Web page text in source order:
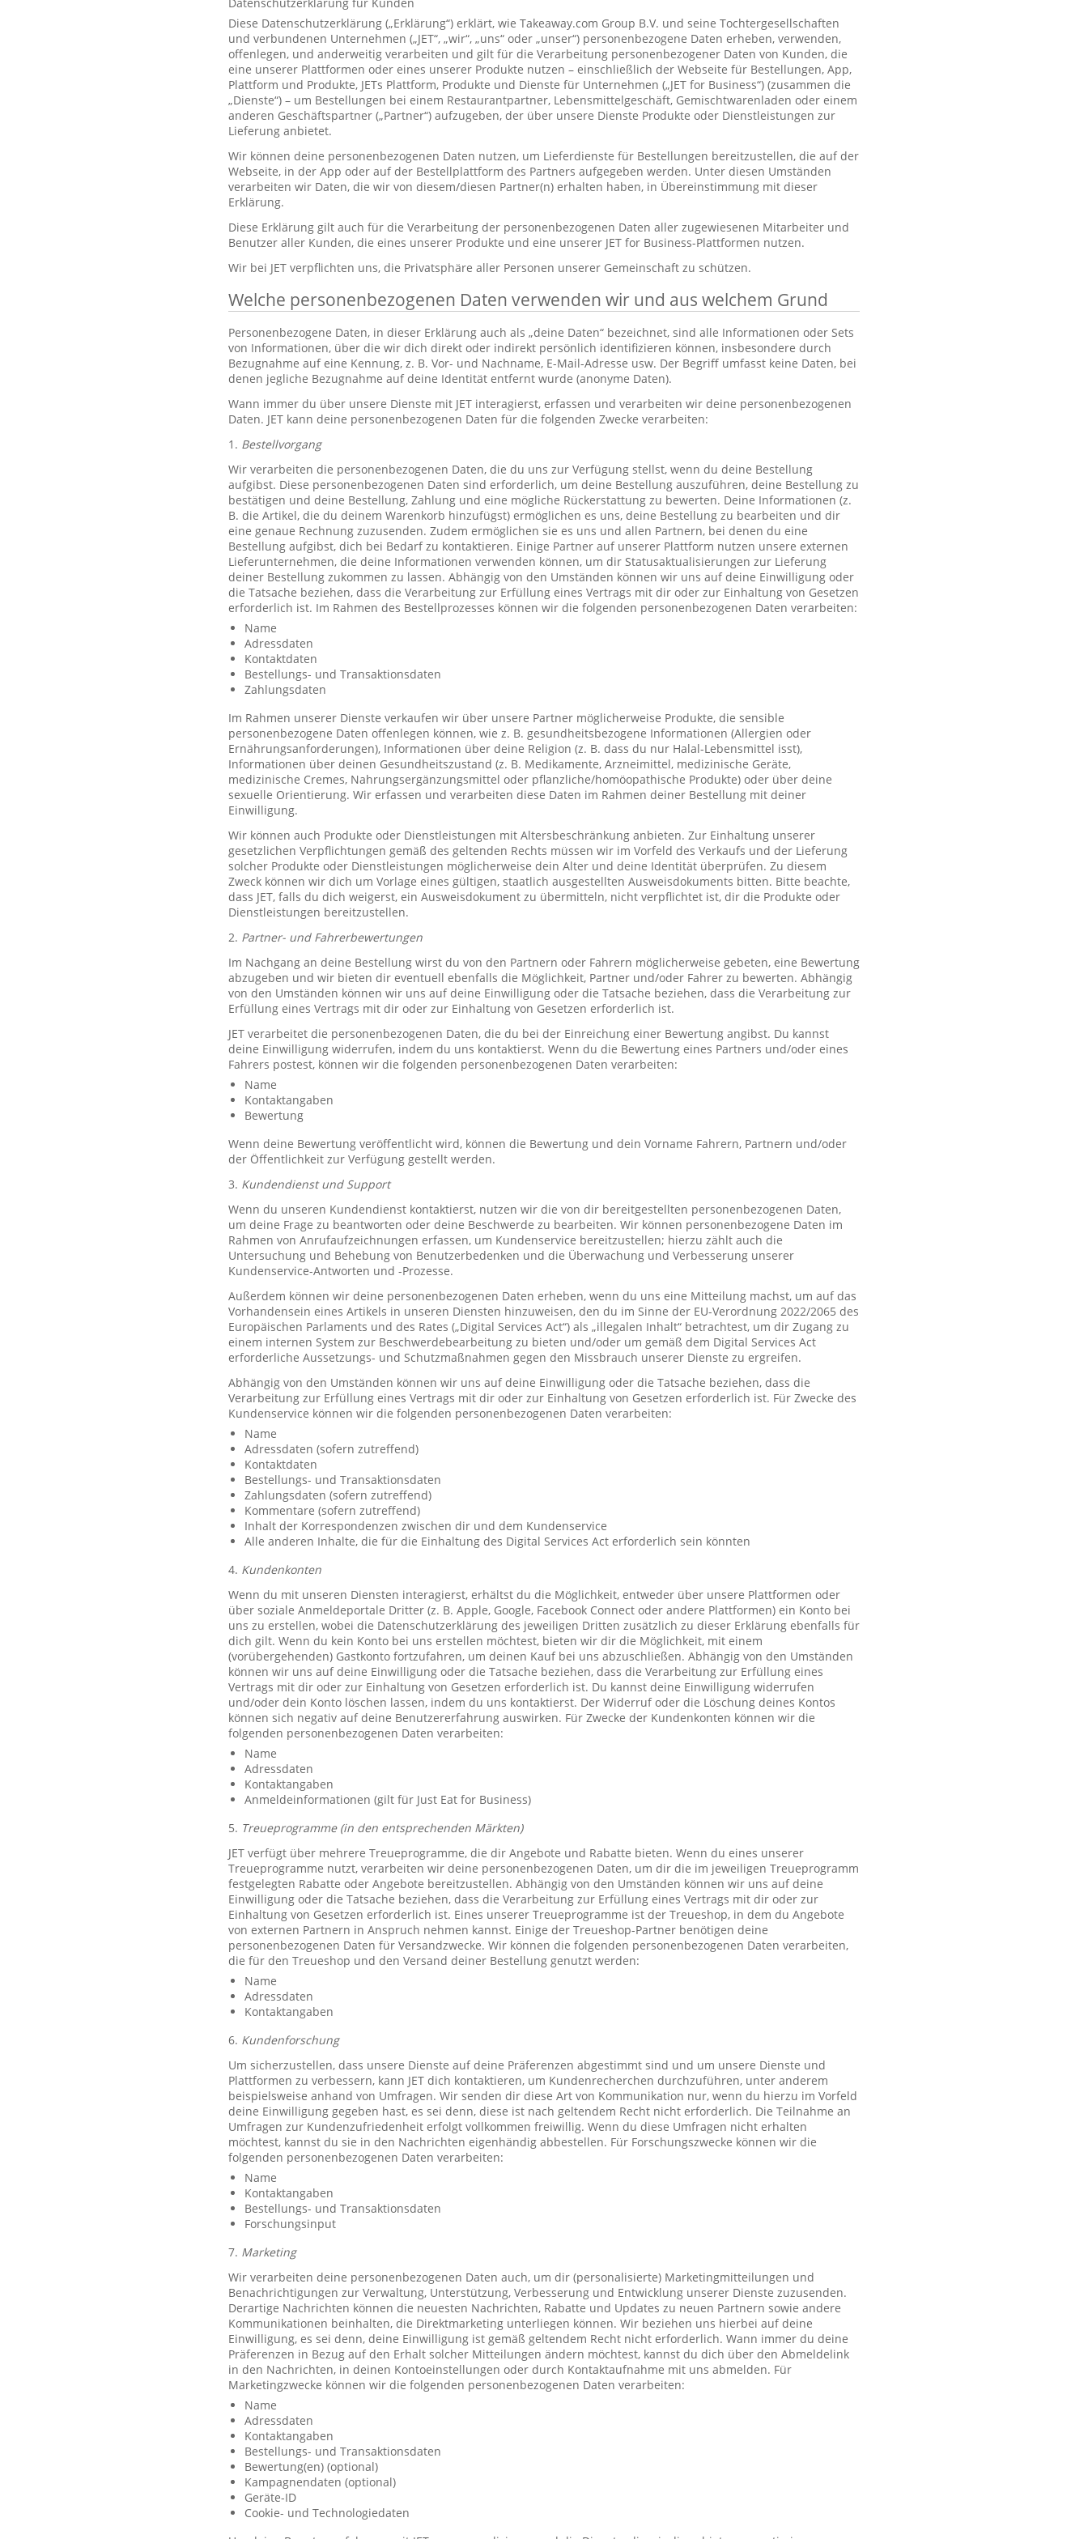
Diese Datenschutzerklärung („Erklärung“) erklärt, wie Takeaway.com Group B.V. und seine Tochtergesellschaften
und verbundenen Unternehmen („JET“, „wir“, „uns“ oder „unser“) personenbezogene Daten erheben, verwenden,
offenlegen, und anderweitig verarbeiten und gilt für die Verarbeitung personenbezogener Daten von Kunden, die
eine unserer Plattformen oder eines unserer Produkte nutzen – einschließlich der Webseite für Bestellungen, App,
Plattform und Produkte, JETs Plattform, Produkte und Dienste für Unternehmen („JET for Business“) (zusammen die
„Dienste“) – um Bestellungen bei einem Restaurantpartner, Lebensmittelgeschäft, Gemischtwarenladen oder einem
anderen Geschäftspartner („Partner“) aufzugeben, der über unsere Dienste Produkte oder Dienstleistungen zur
Lieferung anbietet.
Wir können deine personenbezogenen Daten nutzen, um Lieferdienste für Bestellungen bereitzustellen, die auf der
Webseite, in der App oder auf der Bestellplattform des Partners aufgegeben werden. Unter diesen Umständen
verarbeiten wir Daten, die wir von diesem/diesen Partner(n) erhalten haben, in Übereinstimmung mit dieser
Erklärung.
Diese Erklärung gilt auch für die Verarbeitung der personenbezogenen Daten aller zugewiesenen Mitarbeiter und
Benutzer aller Kunden, die eines unserer Produkte und eine unserer JET for Business-Plattformen nutzen.
Wir bei JET verpflichten uns, die Privatsphäre aller Personen unserer Gemeinschaft zu schützen.
Welche personenbezogenen Daten verwenden wir und aus welchem Grund
Personenbezogene Daten, in dieser Erklärung auch als „deine Daten“ bezeichnet, sind alle Informationen oder Sets
von Informationen, über die wir dich direkt oder indirekt persönlich identifizieren können, insbesondere durch
Bezugnahme auf eine Kennung, z. B. Vor- und Nachname, E-Mail-Adresse usw. Der Begriff umfasst keine Daten, bei
denen jegliche Bezugnahme auf deine Identität entfernt wurde (anonyme Daten).
Wann immer du über unsere Dienste mit JET interagierst, erfassen und verarbeiten wir deine personenbezogenen
Daten. JET kann deine personenbezogenen Daten für die folgenden Zwecke verarbeiten:
1. Bestellvorgang
Wir verarbeiten die personenbezogenen Daten, die du uns zur Verfügung stellst, wenn du deine Bestellung
aufgibst. Diese personenbezogenen Daten sind erforderlich, um deine Bestellung auszuführen, deine Bestellung zu
bestätigen und deine Bestellung, Zahlung und eine mögliche Rückerstattung zu bewerten. Deine Informationen (z.
B. die Artikel, die du deinem Warenkorb hinzufügst) ermöglichen es uns, deine Bestellung zu bearbeiten und dir
eine genaue Rechnung zuzusenden. Zudem ermöglichen sie es uns und allen Partnern, bei denen du eine
Bestellung aufgibst, dich bei Bedarf zu kontaktieren. Einige Partner auf unserer Plattform nutzen unsere externen
Lieferunternehmen, die deine Informationen verwenden können, um dir Statusaktualisierungen zur Lieferung
deiner Bestellung zukommen zu lassen. Abhängig von den Umständen können wir uns auf deine Einwilligung oder
die Tatsache beziehen, dass die Verarbeitung zur Erfüllung eines Vertrags mit dir oder zur Einhaltung von Gesetzen
erforderlich ist. Im Rahmen des Bestellprozesses können wir die folgenden personenbezogenen Daten verarbeiten:
Name
Adressdaten
Kontaktdaten
Bestellungs- und Transaktionsdaten
Zahlungsdaten
Im Rahmen unserer Dienste verkaufen wir über unsere Partner möglicherweise Produkte, die sensible
personenbezogene Daten offenlegen können, wie z. B. gesundheitsbezogene Informationen (Allergien oder
Ernährungsanforderungen), Informationen über deine Religion (z. B. dass du nur Halal-Lebensmittel isst),
Informationen über deinen Gesundheitszustand (z. B. Medikamente, Arzneimittel, medizinische Geräte,
medizinische Cremes, Nahrungsergänzungsmittel oder pflanzliche/homöopathische Produkte) oder über deine
sexuelle Orientierung. Wir erfassen und verarbeiten diese Daten im Rahmen deiner Bestellung mit deiner
Einwilligung.
Wir können auch Produkte oder Dienstleistungen mit Altersbeschränkung anbieten. Zur Einhaltung unserer
gesetzlichen Verpflichtungen gemäß des geltenden Rechts müssen wir im Vorfeld des Verkaufs und der Lieferung
solcher Produkte oder Dienstleistungen möglicherweise dein Alter und deine Identität überprüfen. Zu diesem
Zweck können wir dich um Vorlage eines gültigen, staatlich ausgestellten Ausweisdokuments bitten. Bitte beachte,
dass JET, falls du dich weigerst, ein Ausweisdokument zu übermitteln, nicht verpflichtet ist, dir die Produkte oder
Dienstleistungen bereitzustellen.
2. Partner- und Fahrerbewertungen
Im Nachgang an deine Bestellung wirst du von den Partnern oder Fahrern möglicherweise gebeten, eine Bewertung
abzugeben und wir bieten dir eventuell ebenfalls die Möglichkeit, Partner und/oder Fahrer zu bewerten. Abhängig
von den Umständen können wir uns auf deine Einwilligung oder die Tatsache beziehen, dass die Verarbeitung zur
Erfüllung eines Vertrags mit dir oder zur Einhaltung von Gesetzen erforderlich ist.
JET verarbeitet die personenbezogenen Daten, die du bei der Einreichung einer Bewertung angibst. Du kannst
deine Einwilligung widerrufen, indem du uns kontaktierst. Wenn du die Bewertung eines Partners und/oder eines
Fahrers postest, können wir die folgenden personenbezogenen Daten verarbeiten:
Name
Kontaktangaben
Bewertung
Wenn deine Bewertung veröffentlicht wird, können die Bewertung und dein Vorname Fahrern, Partnern und/oder
der Öffentlichkeit zur Verfügung gestellt werden.
3. Kundendienst und Support
Wenn du unseren Kundendienst kontaktierst, nutzen wir die von dir bereitgestellten personenbezogenen Daten,
um deine Frage zu beantworten oder deine Beschwerde zu bearbeiten. Wir können personenbezogene Daten im
Rahmen von Anrufaufzeichnungen erfassen, um Kundenservice bereitzustellen; hierzu zählt auch die
Untersuchung und Behebung von Benutzerbedenken und die Überwachung und Verbesserung unserer
Kundenservice-Antworten und -Prozesse.
Außerdem können wir deine personenbezogenen Daten erheben, wenn du uns eine Mitteilung machst, um auf das
Vorhandensein eines Artikels in unseren Diensten hinzuweisen, den du im Sinne der EU-Verordnung 2022/2065 des
Europäischen Parlaments und des Rates („Digital Services Act“) als „illegalen Inhalt“ betrachtest, um dir Zugang zu
einem internen System zur Beschwerdebearbeitung zu bieten und/oder um gemäß dem Digital Services Act
erforderliche Aussetzungs- und Schutzmaßnahmen gegen den Missbrauch unserer Dienste zu ergreifen.
Abhängig von den Umständen können wir uns auf deine Einwilligung oder die Tatsache beziehen, dass die
Verarbeitung zur Erfüllung eines Vertrags mit dir oder zur Einhaltung von Gesetzen erforderlich ist. Für Zwecke des
Kundenservice können wir die folgenden personenbezogenen Daten verarbeiten:
Name
Adressdaten (sofern zutreffend)
Kontaktdaten
Bestellungs- und Transaktionsdaten
Zahlungsdaten (sofern zutreffend)
Kommentare (sofern zutreffend)
Inhalt der Korrespondenzen zwischen dir und dem Kundenservice
Alle anderen Inhalte, die für die Einhaltung des Digital Services Act erforderlich sein könnten
4. Kundenkonten
Wenn du mit unseren Diensten interagierst, erhältst du die Möglichkeit, entweder über unsere Plattformen oder
über soziale Anmeldeportale Dritter (z. B. Apple, Google, Facebook Connect oder andere Plattformen) ein Konto bei
uns zu erstellen, wobei die Datenschutzerklärung des jeweiligen Dritten zusätzlich zu dieser Erklärung ebenfalls für
dich gilt. Wenn du kein Konto bei uns erstellen möchtest, bieten wir dir die Möglichkeit, mit einem
(vorübergehenden) Gastkonto fortzufahren, um deinen Kauf bei uns abzuschließen. Abhängig von den Umständen
können wir uns auf deine Einwilligung oder die Tatsache beziehen, dass die Verarbeitung zur Erfüllung eines
Vertrags mit dir oder zur Einhaltung von Gesetzen erforderlich ist. Du kannst deine Einwilligung widerrufen
und/oder dein Konto löschen lassen, indem du uns kontaktierst. Der Widerruf oder die Löschung deines Kontos
können sich negativ auf deine Benutzererfahrung auswirken. Für Zwecke der Kundenkonten können wir die
folgenden personenbezogenen Daten verarbeiten:
Name
Adressdaten
Kontaktangaben
Anmeldeinformationen (gilt für Just Eat for Business)
5. Treueprogramme (in den entsprechenden Märkten)
JET verfügt über mehrere Treueprogramme, die dir Angebote und Rabatte bieten. Wenn du eines unserer
Treueprogramme nutzt, verarbeiten wir deine personenbezogenen Daten, um dir die im jeweiligen Treueprogramm
festgelegten Rabatte oder Angebote bereitzustellen. Abhängig von den Umständen können wir uns auf deine
Einwilligung oder die Tatsache beziehen, dass die Verarbeitung zur Erfüllung eines Vertrags mit dir oder zur
Einhaltung von Gesetzen erforderlich ist. Eines unserer Treueprogramme ist der Treueshop, in dem du Angebote
von externen Partnern in Anspruch nehmen kannst. Einige der Treueshop-Partner benötigen deine
personenbezogenen Daten für Versandzwecke. Wir können die folgenden personenbezogenen Daten verarbeiten,
die für den Treueshop und den Versand deiner Bestellung genutzt werden:
Name
Adressdaten
Kontaktangaben
6. Kundenforschung
Um sicherzustellen, dass unsere Dienste auf deine Präferenzen abgestimmt sind und um unsere Dienste und
Plattformen zu verbessern, kann JET dich kontaktieren, um Kundenrecherchen durchzuführen, unter anderem
beispielsweise anhand von Umfragen. Wir senden dir diese Art von Kommunikation nur, wenn du hierzu im Vorfeld
deine Einwilligung gegeben hast, es sei denn, diese ist nach geltendem Recht nicht erforderlich. Die Teilnahme an
Umfragen zur Kundenzufriedenheit erfolgt vollkommen freiwillig. Wenn du diese Umfragen nicht erhalten
möchtest, kannst du sie in den Nachrichten eigenhändig abbestellen. Für Forschungszwecke können wir die
folgenden personenbezogenen Daten verarbeiten:
Name
Kontaktangaben
Bestellungs- und Transaktionsdaten
Forschungsinput
7. Marketing
Wir verarbeiten deine personenbezogenen Daten auch, um dir (personalisierte) Marketingmitteilungen und
Benachrichtigungen zur Verwaltung, Unterstützung, Verbesserung und Entwicklung unserer Dienste zuzusenden.
Derartige Nachrichten können die neuesten Nachrichten, Rabatte und Updates zu neuen Partnern sowie andere
Kommunikationen beinhalten, die Direktmarketing unterliegen können. Wir beziehen uns hierbei auf deine
Einwilligung, es sei denn, deine Einwilligung ist gemäß geltendem Recht nicht erforderlich. Wann immer du deine
Präferenzen in Bezug auf den Erhalt solcher Mitteilungen ändern möchtest, kannst du dich über den Abmeldelink
in den Nachrichten, in deinen Kontoeinstellungen oder durch Kontaktaufnahme mit uns abmelden. Für
Marketingzwecke können wir die folgenden personenbezogenen Daten verarbeiten:
Name
Adressdaten
Kontaktangaben
Bestellungs- und Transaktionsdaten
Bewertung(en) (optional)
Kampagnendaten (optional)
Geräte-ID
Cookie- und Technologiedaten